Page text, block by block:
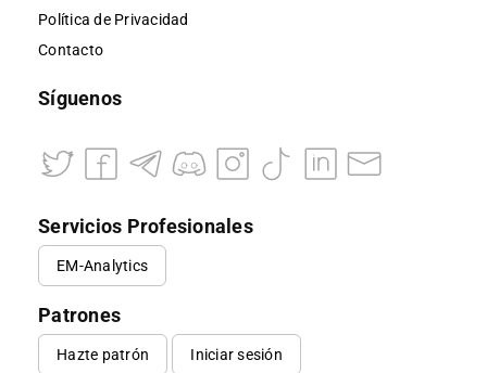
Política de Privacidad
Contacto
Síguenos
Servicios Profesionales
EM-Analytics
Patrones
Hazte patrón Iniciar sesión